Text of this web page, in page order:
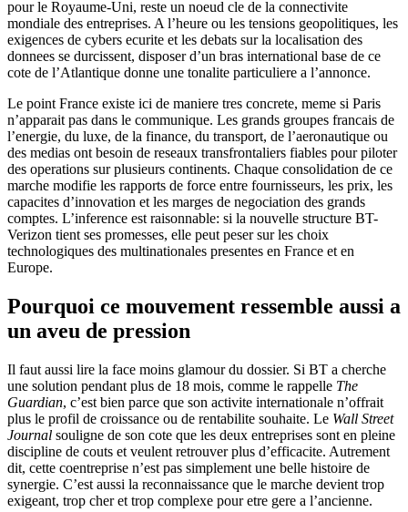
pour le Royaume-Uni, reste un noeud cle de la connectivite
mondiale des entreprises. A l’heure ou les tensions geopolitiques, les
exigences de cybers ecurite et les debats sur la localisation des
donnees se durcissent, disposer d’un bras international base de ce
cote de l’Atlantique donne une tonalite particuliere a l’annonce.
Le point France existe ici de maniere tres concrete, meme si Paris
n’apparait pas dans le communique. Les grands groupes francais de
l’energie, du luxe, de la finance, du transport, de l’aeronautique ou
des medias ont besoin de reseaux transfrontaliers fiables pour piloter
des operations sur plusieurs continents. Chaque consolidation de ce
marche modifie les rapports de force entre fournisseurs, les prix, les
capacites d’innovation et les marges de negociation des grands
comptes. L’inference est raisonnable: si la nouvelle structure BT-
Verizon tient ses promesses, elle peut peser sur les choix
technologiques des multinationales presentes en France et en
Europe.
Pourquoi ce mouvement ressemble aussi a
un aveu de pression
Il faut aussi lire la face moins glamour du dossier. Si BT a cherche
une solution pendant plus de 18 mois, comme le rappelle The
Guardian, c’est bien parce que son activite internationale n’offrait
plus le profil de croissance ou de rentabilite souhaite. Le Wall Street
Journal souligne de son cote que les deux entreprises sont en pleine
discipline de couts et veulent retrouver plus d’efficacite. Autrement
dit, cette coentreprise n’est pas simplement une belle histoire de
synergie. C’est aussi la reconnaissance que le marche devient trop
exigeant, trop cher et trop complexe pour etre gere a l’ancienne.